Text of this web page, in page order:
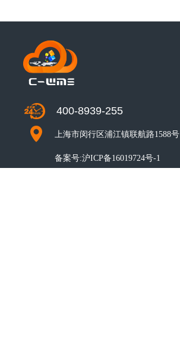
400-8939-255
上海市闵行区浦江镇联航路1588号
备案号:沪ICP备16019724号-1